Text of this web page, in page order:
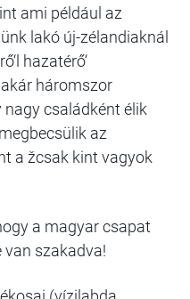
ami például az
lakó új-zélandiaknál
hazatérő‘
háromszor
nagy családként élik
az
a žcsak kint vagyok
a magyar csapat
van szakadva!